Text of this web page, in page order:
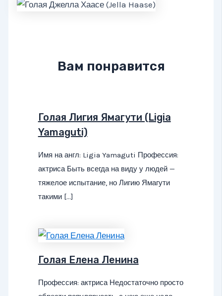
Вам понравится
Голая Лигия Ямагути (Ligia
Yamaguti)
Имя на англ: Ligia Yamaguti Профессия:
актриса Быть всегда на виду у людей —
тяжелое испытание, но Лигию Ямагути
такими […]
Голая Елена Ленина
Профессия: актриса Недостаточно просто